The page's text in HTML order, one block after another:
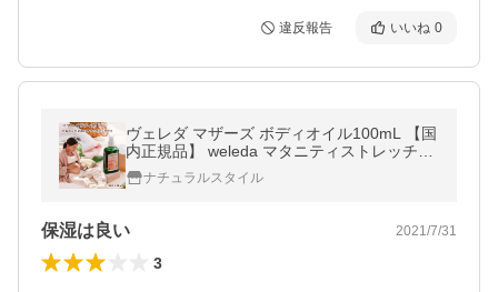
違反報告 いいね 0
ヴェレダ マザーズ ボディオイル100mL 【国
内正規品】 weleda マタニティストレッチマ
ークオイル 妊娠線オイル 保湿 妊娠線予防オ
イル 出産 お祝 贈り物
ナチュラルスタイル
保湿は良い 2021/7/31
3